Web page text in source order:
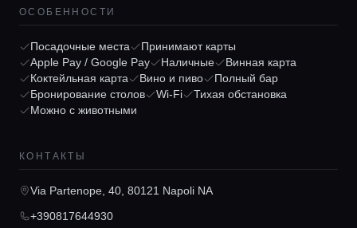
Локации
ОСОБЕННОСТИ
Посадочные места
Принимают карты
Apple Pay / Google Pay
Наличные
Винная карта
Коктейльная карта
Вино и пиво
Полный бар
Бронирование столов
Wi-Fi
Тихая обстановка
Можно с животными
КОНТАКТЫ
Via Partenope, 40, 80121 Napoli NA
+390817644930